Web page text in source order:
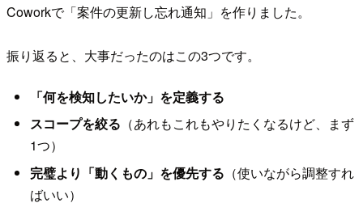
Coworkで「案件の更新し忘れ通知」を作りました。
振り返ると、大事だったのはこの3つです。
「何を検知したいか」を定義する
スコープを絞る （あれもこれもやりたくなるけど、まず
1つ）
完璧より「動くもの」を優先する （使いながら調整すれ
ばいい）